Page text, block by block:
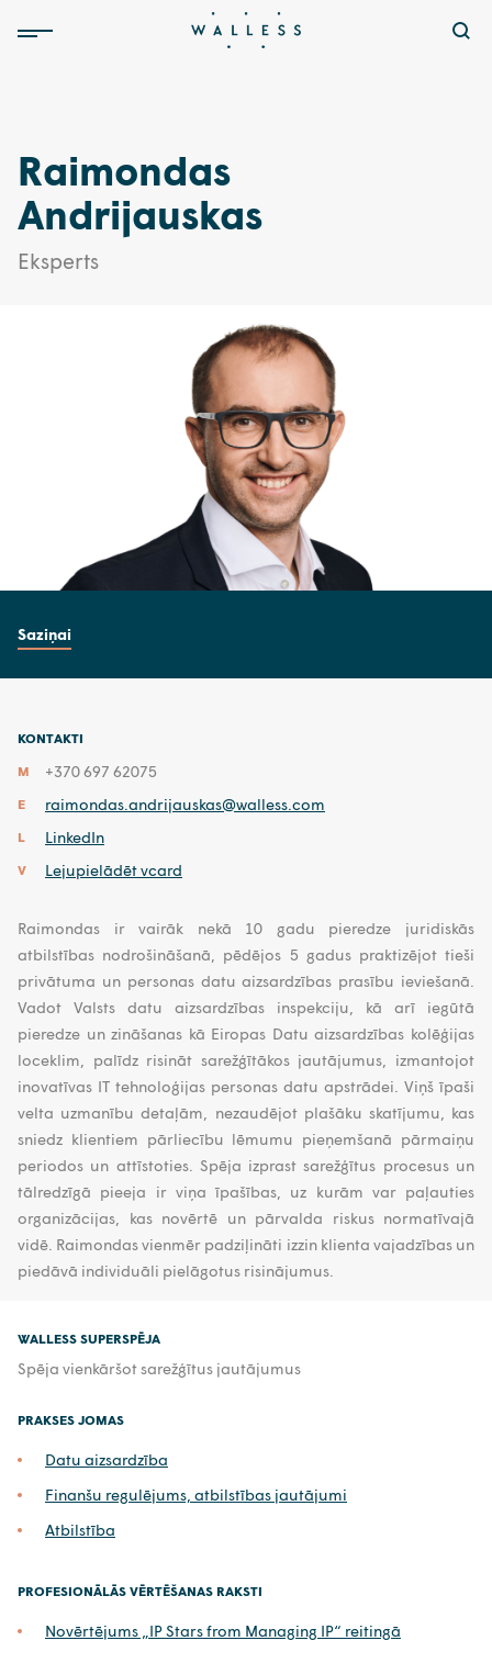
Raimondas
Andrijauskas
Eksperts
Saziņai
KONTAKTI
M
+370 697 62075
E raimondas.andrijauskas@walless.com
L LinkedIn
V Lejupielādēt vcard
Raimondas ir vairāk nekā 10 gadu pieredze juridiskās
atbilstības nodrošināšanā, pēdējos 5 gadus praktizējot tieši
privātuma un personas datu aizsardzības prasību ieviešanā.
Vadot Valsts datu aizsardzības inspekciju, kā arī iegūtā
pieredze un zināšanas kā Eiropas Datu aizsardzības kolēģijas
loceklim, palīdz risināt sarežģītākos jautājumus, izmantojot
inovatīvas IT tehnoloģijas personas datu apstrādei. Viņš īpaši
velta uzmanību detaļām, nezaudējot plašāku skatījumu, kas
sniedz klientiem pārliecību lēmumu pieņemšanā pārmaiņu
periodos un attīstoties. Spēja izprast sarežģītus procesus un
tālredzīgā pieeja ir viņa īpašības, uz kurām var paļauties
organizācijas, kas novērtē un pārvalda riskus normatīvajā
vidē. Raimondas vienmēr padziļināti izzin klienta vajadzības un
piedāvā individuāli pielāgotus risinājumus.
WALLESS SUPERSPĒJA
Spēja vienkāršot sarežģītus jautājumus
PRAKSES JOMAS
Datu aizsardzība
Finanšu regulējums, atbilstības jautājumi
Atbilstība
PROFESIONĀLĀS VĒRTĒŠANAS RAKSTI
Novērtējums „IP Stars from Managing IP“ reitingā